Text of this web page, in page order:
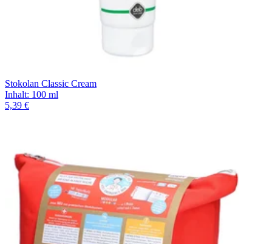
Stokolan Classic Cream
Inhalt: 100 ml
5,39 €